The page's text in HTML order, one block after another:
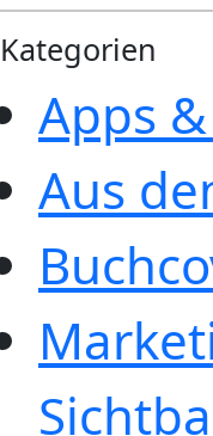
Kategorien
Apps
Aus